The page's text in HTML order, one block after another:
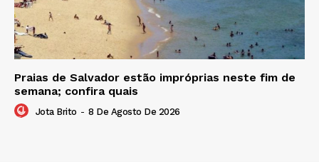
Praias de Salvador estão impróprias neste fim de
semana; confira quais
Jota Brito - 8 De Agosto De 2026